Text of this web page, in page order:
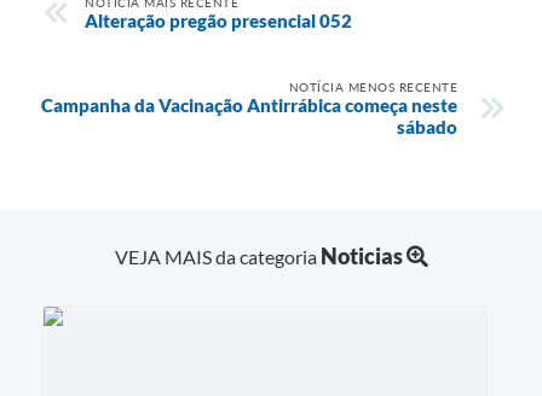
Alteração pregão presencial 052
NOTÍCIA MENOS RECENTE
Campanha da Vacinação Antirrábica começa neste
sábado
VEJA MAIS da categoria Noticias